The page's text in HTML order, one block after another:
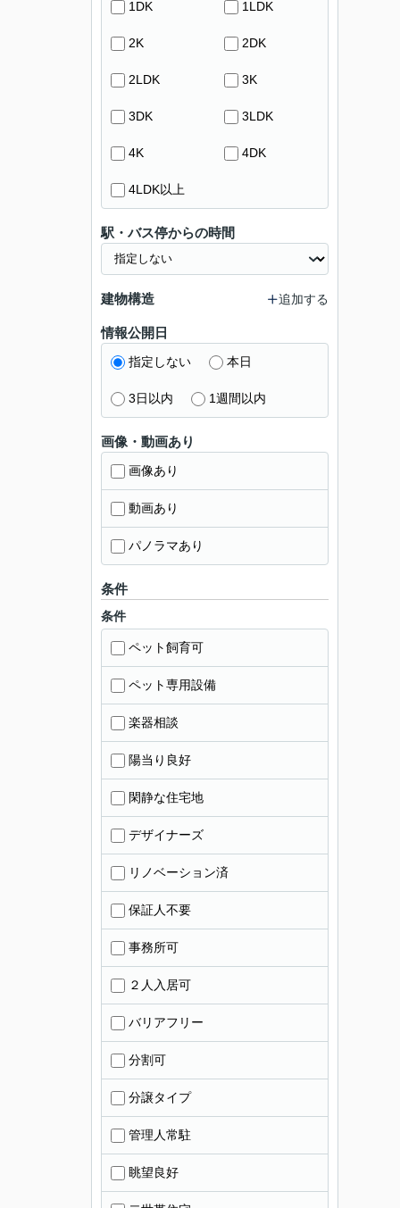
1DK 1LDK
2K 2DK
2LDK 3K
3DK 3LDK
4K 4DK
4LDK以上
駅・バス停からの時間
建物構造 追加する
情報公開日
指定しない 本日
3日以内 1週間以内
画像・動画あり
画像あり
動画あり
パノラマあり
条件
条件
ペット飼育可
ペット専用設備
楽器相談
陽当り良好
閑静な住宅地
デザイナーズ
リノベーション済
保証人不要
事務所可
２人入居可
バリアフリー
分割可
分譲タイプ
管理人常駐
眺望良好